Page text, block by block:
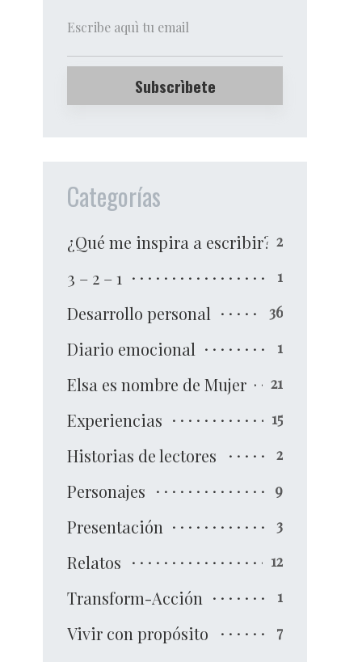
Categorías
¿Qué me inspira a escribir? 2
3 – 2 – 1 1
Desarrollo personal 36
Diario emocional 1
Elsa es nombre de Mujer 21
Experiencias 15
Historias de lectores 2
Personajes 9
Presentación 3
Relatos 12
Transform-Acción 1
Vivir con propósito 7